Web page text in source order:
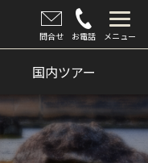
問合せ お電話 メニュー
国内ツアー